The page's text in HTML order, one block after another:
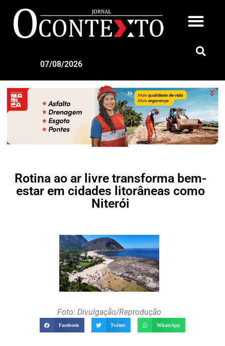
07/08/2026
Rotina ao ar livre transforma bem-
estar em cidades litorâneas como
Niterói
Foto: Divulgação/Reprodução
Facebook Twitter WhatsApp